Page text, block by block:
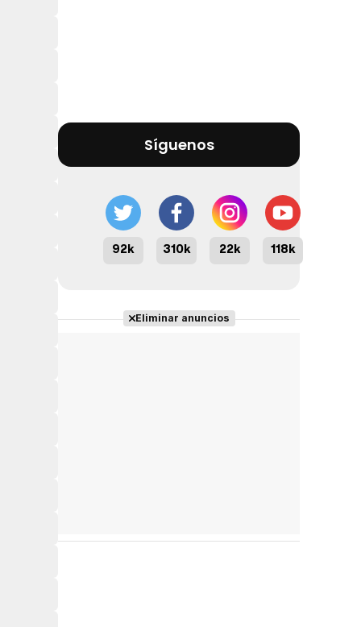
Síguenos
92k 310k 22k 118k
Eliminar anuncios